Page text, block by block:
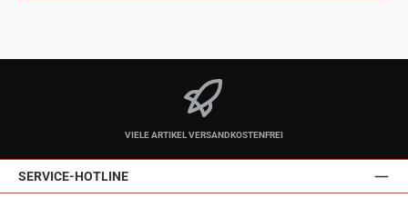
VIELE ARTIKEL VERSANDKOSTENFREI
SERVICE-HOTLINE